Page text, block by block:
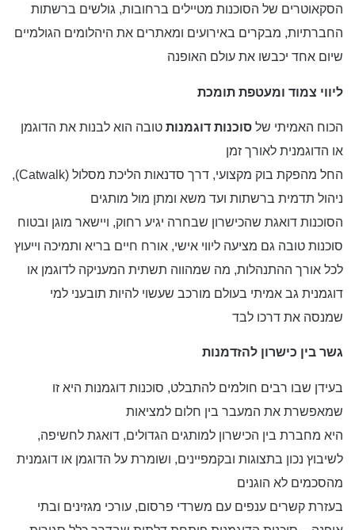
הסקאוטרים של הסוכנות מטיילים ברחובות, גולשים ברשתות
החברתיות, מבקרים באירועים ומאתרים את היהלומים הגולמיים
שיום אחד יכבשו את עולם האופנה
ליווי צמוד ומעטפת תומכת
הכוח האמיתי של סוכנות דוגמנות טובה הוא לבנות את הדוגמן
או הדוגמנית לאורך זמן
החל מהפקת בוק מקצועי, דרך סדנאות הליכת מסלול (Catwalk),
ניהול תדמית ברשתות ועד משא ומתן מול מותגים
הסוכנות דואגת שהכישרון שבחרה יגיע רחוק, ויישאר מוגן ובטוח
סוכנות טובה גם מציעה ליווי אישי, אורח חיים בריא ותמיכה וייעוץ
לכל אורך ההתנהלות, מה שמהווה תשתית המעניקה לדוגמן או
דוגמנית גב אמיתי בעולם מורכב שעשוי להיות תובעני למי
שמנסה את דרכו לבד
גשר בין כישרון להזדמנות
בעידן שבו רבים חולמים להתבלט, סוכנות דוגמנות היא זו
שמאפשרת את המעבר בין חלום למציאות
היא מחברת בין הכישרון למותגים הגדולים, דואגת לחשיפה,
לשיבוץ נכון בתצוגות ובקמפיינים, ושומרת על הדוגמן או דוגמנית
מהסכמים לא הוגנים
בעזרת קשרים ענפים עם משרדי פרסום, עורכי מגזינים ובתי